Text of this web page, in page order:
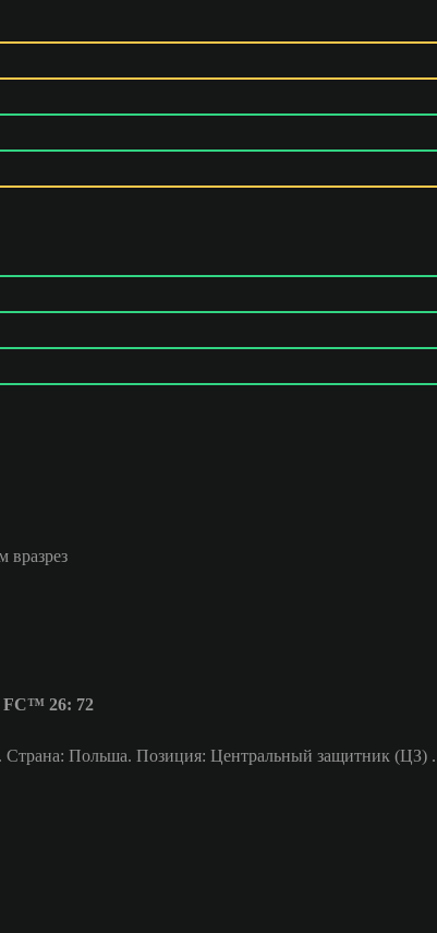
вразрез
FC™ 26: 72
Польша. Позиция: Центральный защитник (ЦЗ)